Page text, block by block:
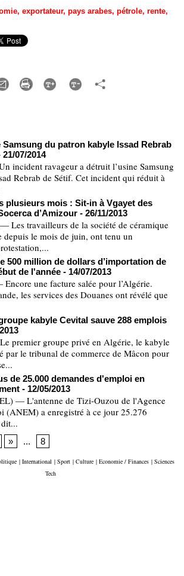
, exportateur, pays arabes, pétrole, rente,
Samsung du patron kabyle Issad Rebrab
21/07/2014
incident ravageur a détruit l’usine Samsung
Rebrab de Sétif. Cet incident qui réduit à
plusieurs mois : Sit-in à Vgayet des
d’Amizour - 26/11/2013
Les travailleurs de la société de céramique
depuis le mois de juin, ont tenu un
500 million de dollars d’importation de
de l'année - 14/07/2013
une facture salée pour l’Algérie.
les services des Douanes ont révélé que
kabyle Cevital sauve 288 emplois
premier groupe privé en Algérie, le kabyle
par le tribunal de commerce de Mâcon pour
de 25.000 demandes d'emploi en
- 12/05/2013
— L'antenne de Tizi-Ouzou de l'Agence
(ANEM) a enregistré à ce jour 25.276
» ... 8
| International | Sport | Culture | Economie / Finances | Sciences
Tech